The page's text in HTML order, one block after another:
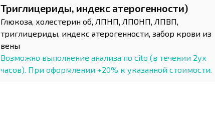
Триглицериды, индекс атерогенности)
Глюкоза, холестерин об, ЛПНП, ЛПОНП, ЛПВП,
триглицериды, индекс атерогенности, забор крови из
вены
Возможно выполнение анализа по cito (в течении 2ух
часов). При оформлении +20% к указанной стоимости.